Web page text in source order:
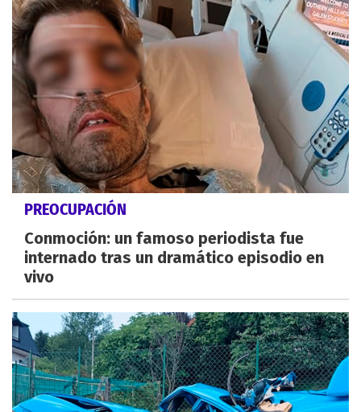
PREOCUPACIÓN
Conmoción: un famoso periodista fue
internado tras un dramático episodio en
vivo